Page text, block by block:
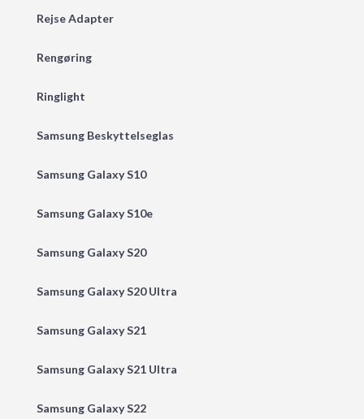
Rejse Adapter
Rengøring
Ringlight
Samsung Beskyttelseglas
Samsung Galaxy S10
Samsung Galaxy S10e
Samsung Galaxy S20
Samsung Galaxy S20 Ultra
Samsung Galaxy S21
Samsung Galaxy S21 Ultra
Samsung Galaxy S22